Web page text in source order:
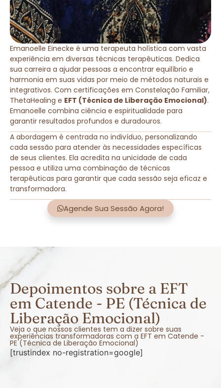
Emanoelle Einecke é uma terapeuta holística com vasta
experiência em diversas técnicas terapêuticas. Dedica
sua carreira a ajudar pessoas a encontrar equilíbrio e
harmonia em suas vidas por meio de métodos naturais e
integrativos. Com certificações em Constelação Familiar,
ThetaHealing e EFT (Técnica de Liberação Emocional).
Emanoelle combina ciência e espiritualidade para
garantir resultados profundos e duradouros.
A abordagem é centrada no indivíduo, personalizando
cada sessão para atender às necessidades específicas
de seus clientes. Ela acredita na unicidade de cada
pessoa e utiliza uma combinação de técnicas
terapêuticas para garantir que cada sessão seja eficaz e
transformadora.
Agende Sua Sessão Agora!
Depoimentos sobre a EFT
em Catende - PE (Técnica de
Liberação Emocional)
Veja o que nossos clientes tem a dizer sobre suas
experiências transformadoras com a EFT em Catende -
PE (Técnica de Liberação Emocional)
[trustindex no-registration=google]